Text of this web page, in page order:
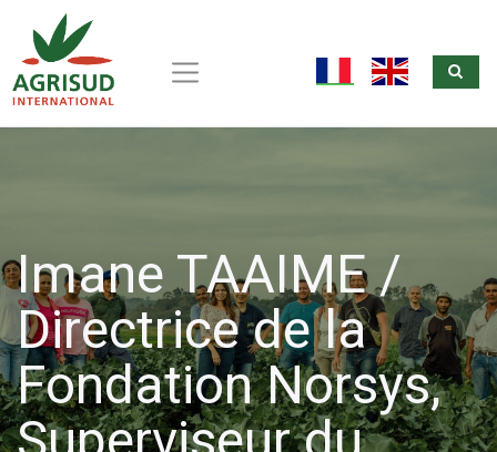
contenu
principal
en
Imane TAAIME /
Directrice de la
Fondation Norsys,